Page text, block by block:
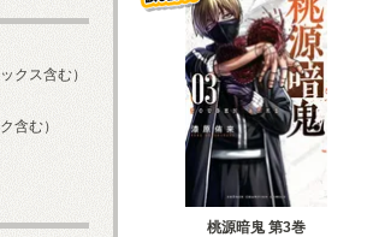
桃源暗鬼 第3巻
クス含む）
含む）